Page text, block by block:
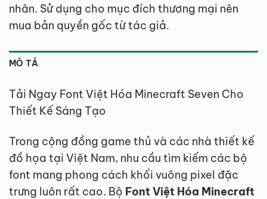
nhân. Sử dụng cho mục đích thương mại nên
mua bản quyền gốc từ tác giả.
MÔ TẢ
Tải Ngay Font Việt Hóa Minecraft Seven Cho
Thiết Kế Sáng Tạo
Trong cộng đồng game thủ và các nhà thiết kế
đồ họa tại Việt Nam, nhu cầu tìm kiếm các bộ
font mang phong cách khối vuông pixel đặc
trưng luôn rất cao. Bộ Font Việt Hóa Minecraft